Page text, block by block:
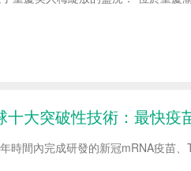
大突破性技術：最快疫
時間內完成研發的新冠mRNA疫苗